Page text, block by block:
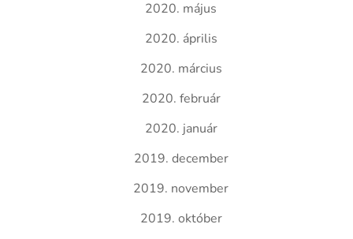
2020. május
2020. április
2020. március
2020. február
2020. január
2019. december
2019. november
2019. október